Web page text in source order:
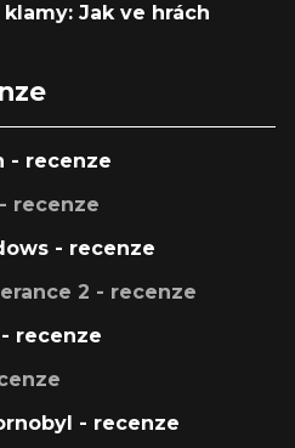
Jak ve hrách
- recenze
recenze
- recenze
2 - recenze
recenze
- recenze